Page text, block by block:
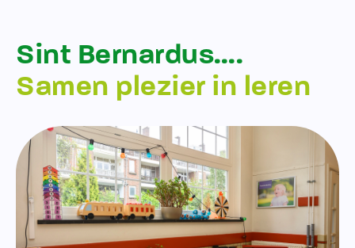
Sint Bernardus….
Samen plezier in leren